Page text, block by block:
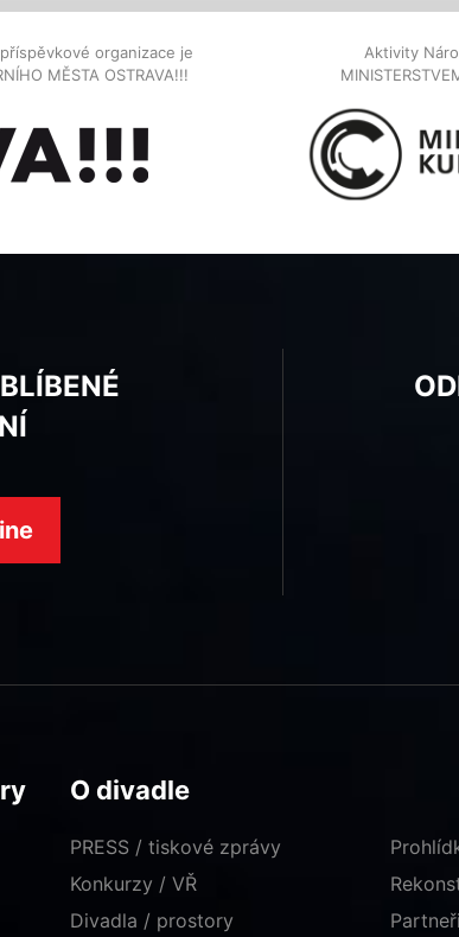
organizace je
MĚSTA OSTRAVA!!!
Aktivity
O divadle
PRESS / tiskové zprávy
Konkurzy / VŘ
Divadla / prostory